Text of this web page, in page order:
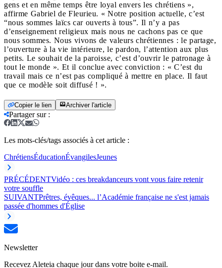
gens et en même temps être loyal envers les chrétiens »,
affirme Gabriel de Fleurieu. « Notre position actuelle, c’est
“nous sommes laïcs car ouverts à tous”. Il n’y a pas
d’enseignement religieux mais nous ne cachons pas ce que
nous sommes. Nous vivons de valeurs chrétiennes : le partage,
l’ouverture à la vie intérieure, le pardon, l’attention aux plus
petits. Le souhait de la paroisse, c’est d’ouvrir le patronage à
tout le monde ». Et il conclue avec conviction : « C’est du
travail mais ce n’est pas compliqué à mettre en place. Il faut
que ce modèle soit diffusé ! ».
Copier le lien Archiver l'article
Partager sur:
Les mots-clés/tags associés à cet article :
ChrétiensÉducationÉvangilesJeunes
PRÉCÉDENTVidéo : ces breakdanceurs vont vous faire retenir
votre souffle
SUIVANTPrêtres, évêques... l’Académie française ne s'est jamais
passée d'hommes d'Église
Newsletter
Recevez Aleteia chaque jour dans votre boite e-mail.